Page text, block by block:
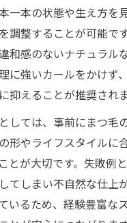
ら最新まつ毛パーマが
ーマの持ちを最大化す
るまつ毛パーマで手間を
不要なまつ毛パーマ
ーマでコストパフォー
パーマで持続力を高め
一本の状態や生え方を
調整することが可能で
和感のないナチュラル
に強いカールをかけず
抑えることが推奨されま
しては、事前にまつ毛
形やライフスタイルに
とが大切です。失敗例
てしまい不自然な仕上
いるため、経験豊富な